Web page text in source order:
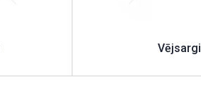
Vējsargi